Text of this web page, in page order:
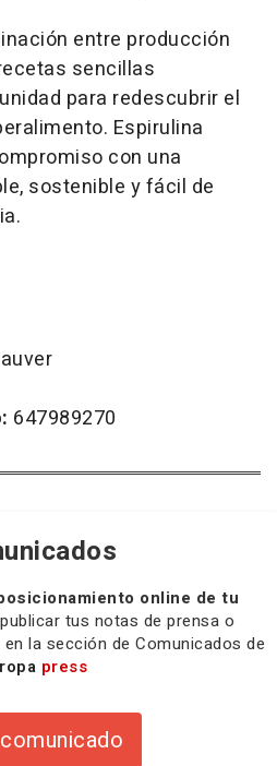
entre producción
sencillas
para redescubrir el
Espirulina
con una
sostenible y fácil de
647989270
online de tu
tus notas de prensa o
la sección de Comunicados de
press